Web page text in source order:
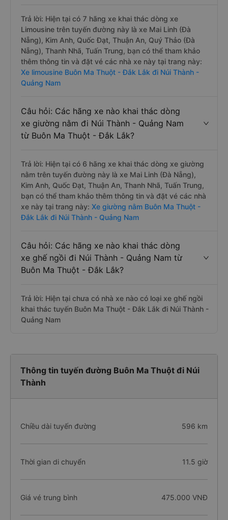
xe Limousine đi Núi Thành - Quảng Nam từ
Buôn Ma Thuột - Đắk Lắk?
Trả lời: Hiện tại có 7 hãng xe khai thác dòng xe
Limousine trên tuyến đường này là xe Mai Linh (Đà
Nẵng), Kim Anh, Quốc Đạt, Thuận An, Quý Thảo (Đà
Nẵng), Thanh Nhã, Tuấn Trung, bạn có thể tham khảo
Xe limousine Buôn Ma Thuột - Đắk Lắk đi Núi Thành -
Quảng Nam
xe giường nằm đi Núi Thành - Quảng Nam
từ Buôn Ma Thuột - Đắk Lắk?
Trả lời: Hiện tại có 6 hãng xe khai thác dòng xe giường
nằm trên tuyến đường này là xe Mai Linh (Đà Nẵng),
Kim Anh, Quốc Đạt, Thuận An, Thanh Nhã, Tuấn Trung,
xe này tại trang này:Xe giường nằm Buôn Ma Thuột -
Đắk Lắk đi Núi Thành - Quảng Nam
xe ghế ngồi đi Núi Thành - Quảng Nam từ
Buôn Ma Thuột - Đắk Lắk?
Quảng Nam
Chiều dài tuyến đường 596 km
Thời gian di chuyển 11.5 giờ